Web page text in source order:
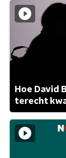
Hoe David
terecht